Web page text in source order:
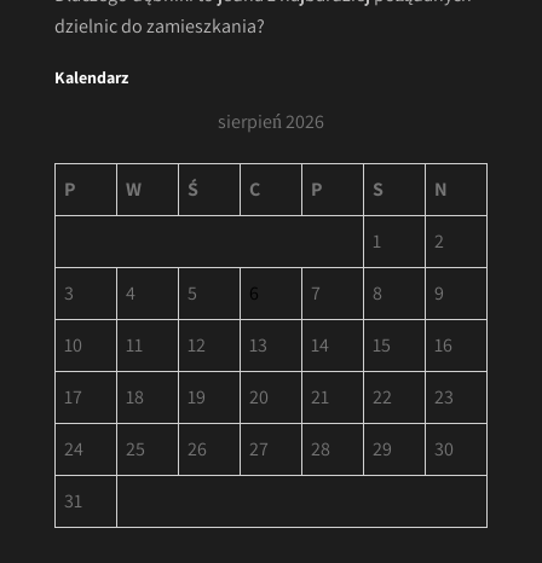
dzielnic do zamieszkania?
Kalendarz
sierpień 2026
P W Ś C P S N
1 2
3 4 5 6 7 8 9
10 11 12 13 14 15 16
17 18 19 20 21 22 23
24 25 26 27 28 29 30
31